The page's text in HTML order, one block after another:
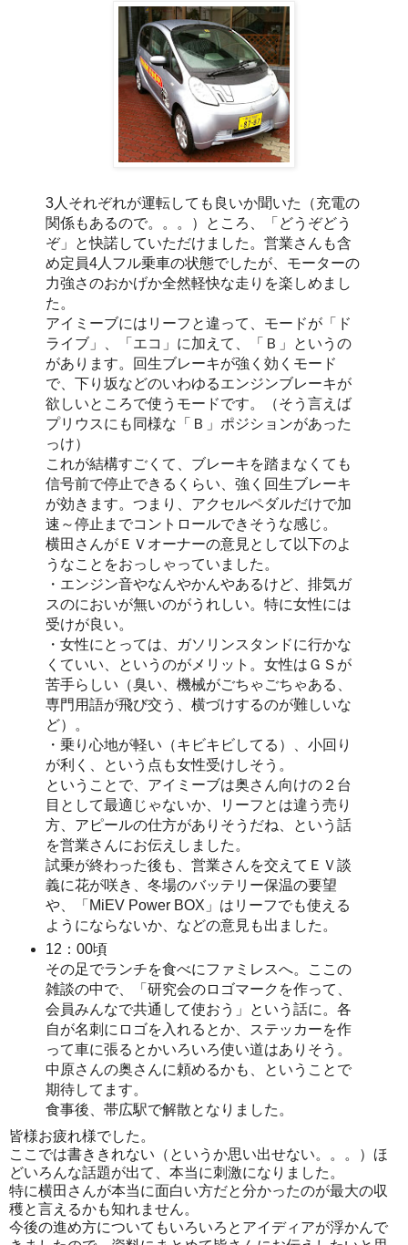
3人それぞれが運転しても良いか聞いた（充電の
関係もあるので。。。）ところ、「どうぞどう
ぞ」と快諾していただけました。営業さんも含
め定員4人フル乗車の状態でしたが、モーターの
力強さのおかげか全然軽快な走りを楽しめまし
た。
アイミーブにはリーフと違って、モードが「ド
ライブ」、「エコ」に加えて、「Ｂ」というの
があります。回生ブレーキが強く効くモード
で、下り坂などのいわゆるエンジンブレーキが
欲しいところで使うモードです。（そう言えば
プリウスにも同様な「Ｂ」ポジションがあった
っけ）
これが結構すごくて、ブレーキを踏まなくても
信号前で停止できるくらい、強く回生ブレーキ
が効きます。つまり、アクセルペダルだけで加
速～停止までコントロールできそうな感じ。
横田さんがＥＶオーナーの意見として以下のよ
うなことをおっしゃっていました。
・エンジン音やなんやかんやあるけど、排気ガ
スのにおいが無いのがうれしい。特に女性には
受けが良い。
・女性にとっては、ガソリンスタンドに行かな
くていい、というのがメリット。女性はＧＳが
苦手らしい（臭い、機械がごちゃごちゃある、
専門用語が飛び交う、横づけするのが難しいな
ど）。
・乗り心地が軽い（キビキビしてる）、小回り
が利く、という点も女性受けしそう。
ということで、アイミーブは奥さん向けの２台
目として最適じゃないか、リーフとは違う売り
方、アピールの仕方がありそうだね、という話
を営業さんにお伝えしました。
試乗が終わった後も、営業さんを交えてＥＶ談
義に花が咲き、冬場のバッテリー保温の要望
や、「MiEV Power BOX」はリーフでも使える
ようにならないか、などの意見も出ました。
12：00頃
その足でランチを食べにファミレスへ。ここの
雑談の中で、「研究会のロゴマークを作って、
会員みんなで共通して使おう」という話に。各
自が名刺にロゴを入れるとか、ステッカーを作
って車に張るとかいろいろ使い道はありそう。
中原さんの奥さんに頼めるかも、ということで
期待してます。
食事後、帯広駅で解散となりました。
皆様お疲れ様でした。
ここでは書ききれない（というか思い出せない。。。）ほ
どいろんな話題が出て、本当に刺激になりました。
特に横田さんが本当に面白い方だと分かったのが最大の収
穫と言えるかも知れません。
今後の進め方についてもいろいろとアイディアが浮かんで